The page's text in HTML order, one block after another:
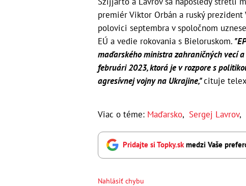
premiér Viktor Orbán a ruský
polovici septembra v spoločnom
EÚ a vedie rokovania s Bieloruskom.
maďarského ministra zahraničných vecí
februári 2023, ktorá je v rozpore s
agresívnej vojny na Ukrajine,"cituje
Viac o téme: Maďarsko, Sergej Lavrov,
Pridajte si Topky.skmedzi Vaše
Nahlásiť chybu